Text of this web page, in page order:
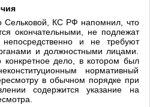
Сельковой, КС РФ напомнил, что
окончательными, не подлежат
и не требуют
и должностными лицами.
дело, в котором был
нормативный
в обычном порядке при
содержится указание на